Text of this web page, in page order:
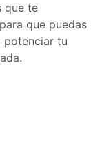
que te
que puedas
potenciar tu